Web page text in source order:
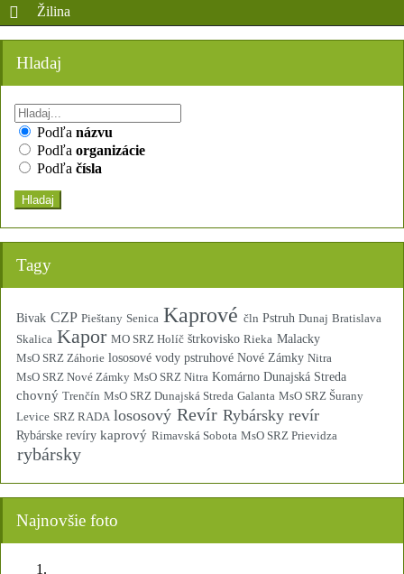
Žilina
Hladaj
Podľa názvu
Podľa organizácie
Podľa čísla
Hladaj
Tagy
Bivak CZP Pieštany Senica Kaprové čln Pstruh Dunaj Bratislava
Skalica Kapor MO SRZ Holíč štrkovisko Rieka Malacky
MsO SRZ Záhorie lososové vody pstruhové Nové Zámky Nitra
MsO SRZ Nové Zámky MsO SRZ Nitra Komárno Dunajská Streda
chovný Trenčín MsO SRZ Dunajská Streda Galanta MsO SRZ Šurany
Levice SRZ RADA lososový Revír Rybársky revír
Rybárske revíry kaprový Rimavská Sobota MsO SRZ Prievidza
rybársky
Najnovšie foto